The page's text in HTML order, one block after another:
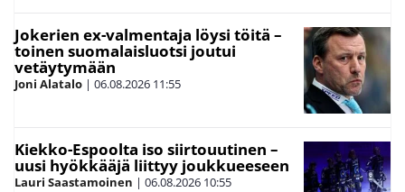
Jokerien ex-valmentaja löysi töitä –
toinen suomalaisluotsi joutui
vetäytymään
Joni Alatalo | 06.08.2026 11:55
Kiekko-Espoolta iso siirtouutinen –
uusi hyökkääjä liittyy joukkueeseen
Lauri Saastamoinen | 06.08.2026 10:55